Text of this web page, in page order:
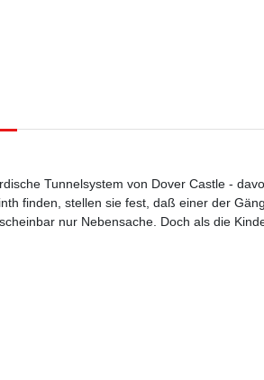
Tunnelsystem von Dover Castle -
finden, stellen sie fest, daß einer der
nur Nebensache. Doch als die